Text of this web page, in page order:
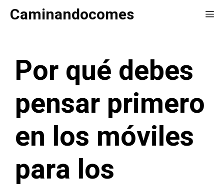
SaltarCaminandocomes
Por qué debes
pensar primero
en los móviles
para los